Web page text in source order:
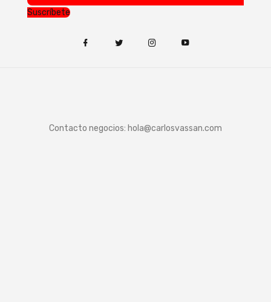
Suscríbete
Contacto negocios: hola@carlosvassan.com